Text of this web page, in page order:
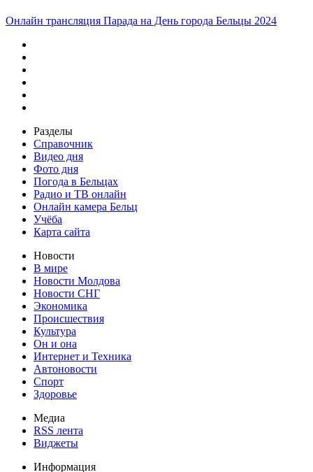
Онлайн трансляция Парада на День города Бельцы 2024
Разделы
Справочник
Видео дня
Фото дня
Погода в Бельцах
Радио и ТВ онлайн
Онлайн камера Бельц
Учёба
Карта сайта
Новости
В мире
Новости Молдова
Новости СНГ
Экономика
Происшествия
Культура
Он и она
Интернет и Техника
Автоновости
Спорт
Здоровье
Медиа
RSS лента
Виджеты
Информация